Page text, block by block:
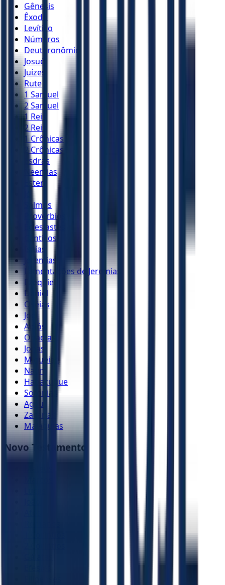
Gênesis
Êxodo
Levítico
Números
Deuteronômio
Josué
Juízes
Rute
1 Samuel
2 Samuel
1 Reis
2 Reis
1 Crônicas
2 Crônicas
Esdras
Neemias
Ester
Salmos
Provérbios
Eclesiastes
Cânticos
Isaías
Jeremias
Lamentações de Jeremias
Ezequiel
Daniel
Oséias
Joel
Amós
Obadias
Jonas
Miquéias
Naum
Habacuque
Sofonias
Ageu
Zacarias
Malaquias
Novo Testamento